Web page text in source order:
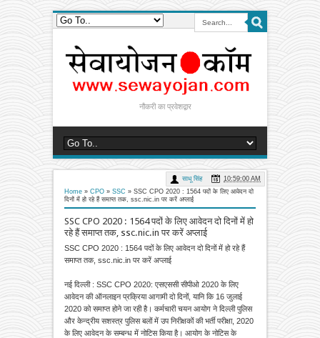
नौकरी का प्रवेशद्वार
Home » CPO » SSC » SSC CPO 2020 : 1564 पदों के लिए आवेदन दो
दिनों में हो रहे हैं समाप्त तक, ssc.nic.in पर करें अप्लाई
SSC CPO 2020 : 1564 पदों के लिए आवेदन दो दिनों में हो
रहे हैं समाप्त तक, ssc.nic.in पर करें अप्लाई
साधू सिंह 10:59:00 AM
SSC CPO 2020 : 1564 पदों के लिए आवेदन दो दिनों में हो रहे हैं
समाप्त तक, ssc.nic.in पर करें अप्लाई
नई दिल्ली : SSC CPO 2020: एसएससी सीपीओ 2020 के लिए
आवेदन की ऑनलाइन प्रक्रिया आगामी दो दिनों, यानि कि 16 जुलाई
2020 को समाप्त होने जा रही है। कर्मचारी चयन आयोग ने दिल्ली पुलिस
और केन्द्रीय सशस्त्र पुलिस बलों में उप निरीक्षकों की भर्ती परीक्षा, 2020
के लिए आवेदन के सम्बन्ध में नोटिस किया है। आयोग के नोटिस के